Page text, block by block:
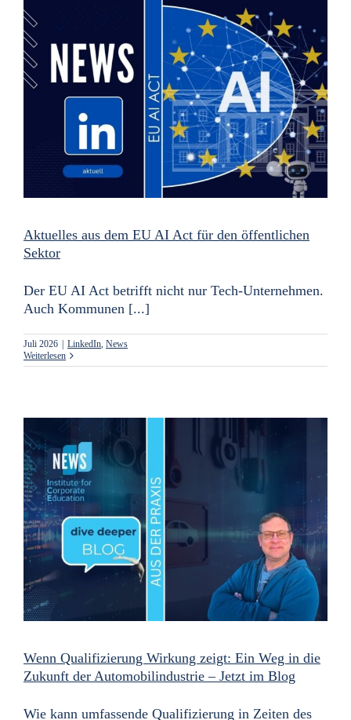
Aktuelles aus dem EU AI Act für den öffentlichen
Sektor
Der EU AI Act betrifft nicht nur Tech-Unternehmen.
Auch Kommunen [...]
Juli 2026 LinkedIn, News
Weiterlesen
Wenn Qualifizierung Wirkung zeigt: Ein Weg in die
Zukunft der Automobilindustrie – Jetzt im Blog
Wie kann umfassende Qualifizierung in Zeiten des